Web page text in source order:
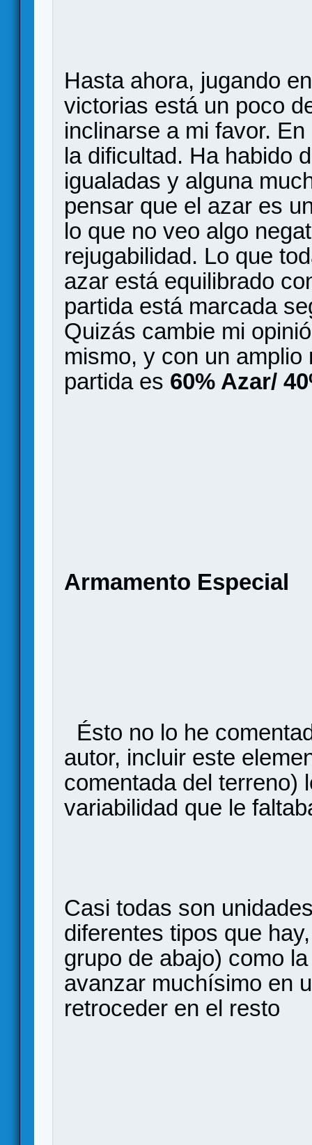
Hasta ahora, jugando
victorias está un poco
inclinarse a mi favor.
la dificultad. Ha habido
igualadas y alguna
pensar que el azar es
lo que no veo algo
rejugabilidad. Lo que
azar está equilibrado
partida está marcada
Quizás cambie mi
mismo, y con un
partida es 60% Azar/
Armamento Especial
Ésto no lo he
autor, incluir este
comentada del terreno)
variabilidad que le
Casi todas son
diferentes tipos que
grupo de abajo) como
avanzar muchísimo en
retroceder en el resto